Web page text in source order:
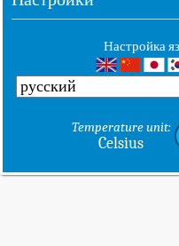
Настройка
Temperature unit:
Celsius